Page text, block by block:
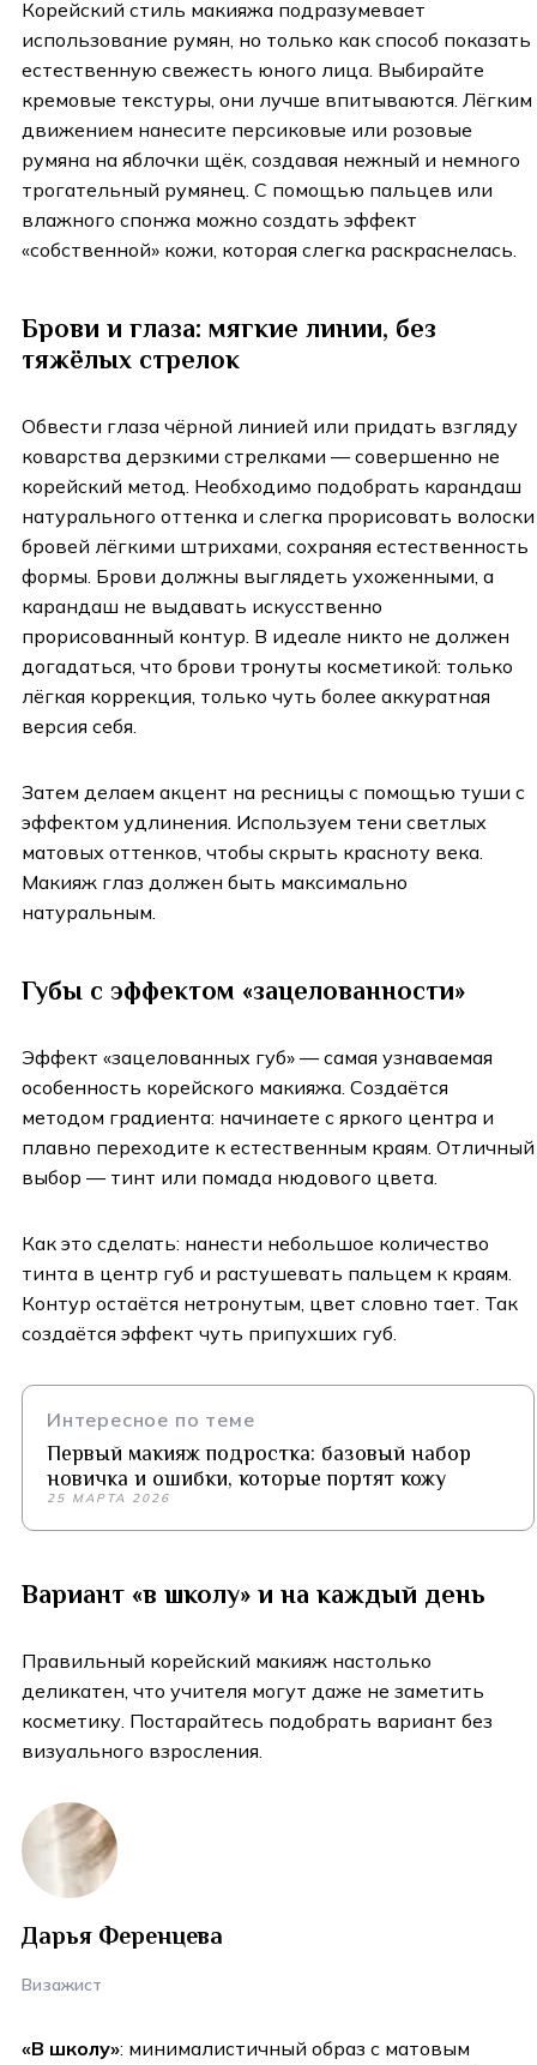
Корейский стиль макияжа подразумевает
использование румян, но только как способ показать
естественную свежесть юного лица. Выбирайте
кремовые текстуры, они лучше впитываются. Лёгким
движением нанесите персиковые или розовые
румяна на яблочки щёк, создавая нежный и немного
трогательный румянец. С помощью пальцев или
влажного спонжа можно создать эффект
«собственной» кожи, которая слегка раскраснелась.
Брови и глаза: мягкие линии, без
тяжёлых стрелок
Обвести глаза чёрной линией или придать взгляду
коварства дерзкими стрелками — совершенно не
корейский метод. Необходимо подобрать карандаш
натурального оттенка и слегка прорисовать волоски
бровей лёгкими штрихами, сохраняя естественность
формы. Брови должны выглядеть ухоженными, а
карандаш не выдавать искусственно
прорисованный контур. В идеале никто не должен
догадаться, что брови тронуты косметикой: только
лёгкая коррекция, только чуть более аккуратная
версия себя.
Затем делаем акцент на ресницы с помощью туши с
эффектом удлинения. Используем тени светлых
матовых оттенков, чтобы скрыть красноту века.
Макияж глаз должен быть максимально
натуральным.
Губы с эффектом «зацелованности»
Эффект «зацелованных губ» — самая узнаваемая
особенность корейского макияжа. Создаётся
методом градиента: начинаете с яркого центра и
плавно переходите к естественным краям. Отличный
выбор — тинт или помада нюдового цвета.
Как это сделать: нанести небольшое количество
тинта в центр губ и растушевать пальцем к краям.
Контур остаётся нетронутым, цвет словно тает. Так
создаётся эффект чуть припухших губ.
Интересное по теме
Первый макияж подростка: базовый набор
новичка и ошибки, которые портят кожу
25 МАРТА 2026
Вариант «в школу» и на каждый день
Правильный корейский макияж настолько
деликатен, что учителя могут даже не заметить
косметику. Постарайтесь подобрать вариант без
визуального взросления.
Дарья Ференцева
Визажист
«В школу»: минималистичный образ с матовым